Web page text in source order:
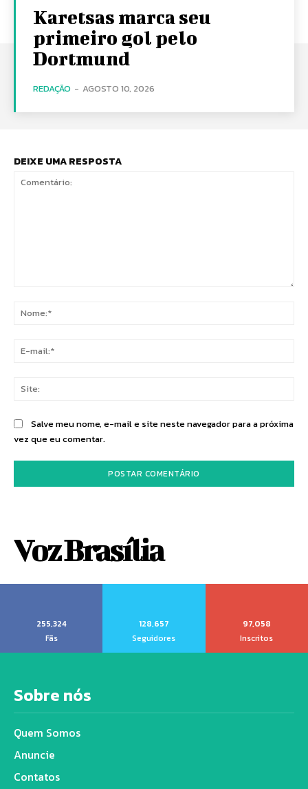
Karetsas marca seu
primeiro gol pelo
Dortmund
REDAÇÃO - AGOSTO 10, 2026
DEIXE UMA RESPOSTA
Salve meu nome, e-mail e site neste navegador para a próxima
vez que eu comentar.
Voz Brasília
255,324
Fãs
128,657
Seguidores
97,058
Inscritos
Sobre nós
Quem Somos
Anuncie
Contatos